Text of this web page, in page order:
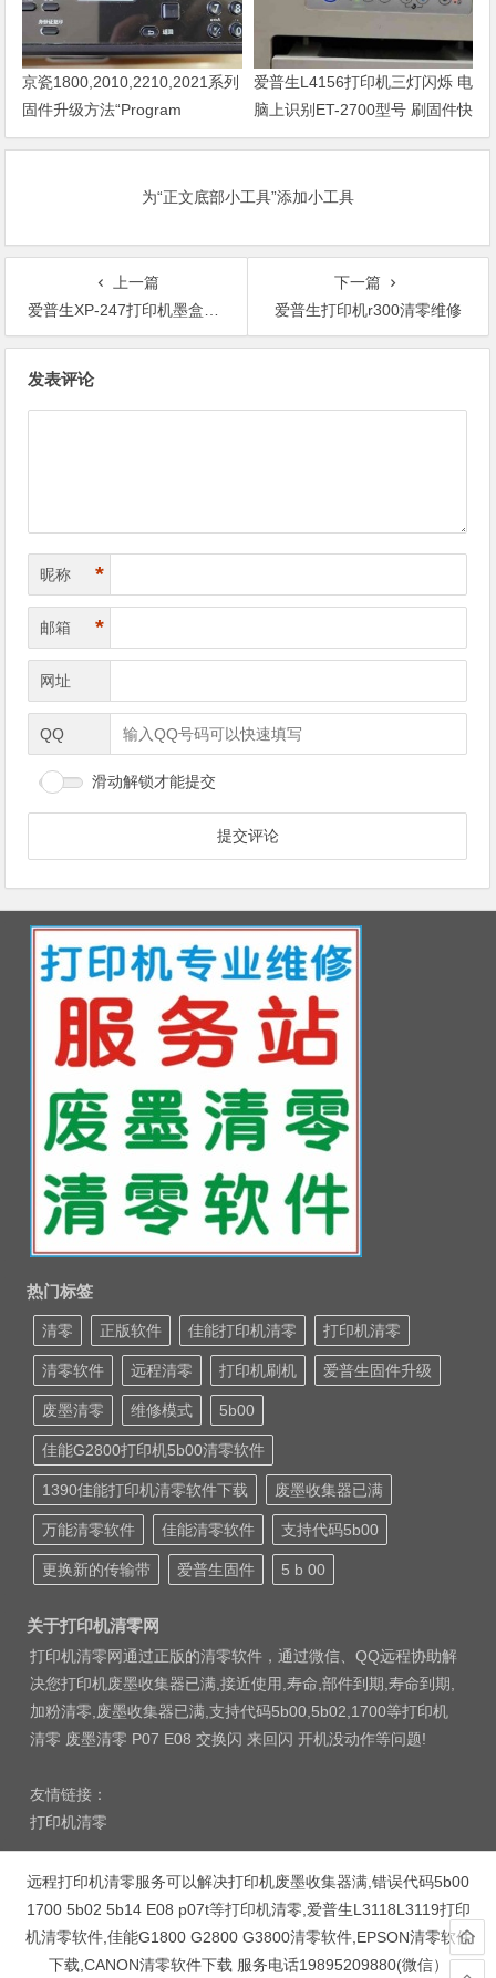
京瓷1800,2010,2210,2021系列
固件升级方法“Program
Loading或者卡LOGO
爱普生L4156打印机三灯闪烁 电
脑上识别ET-2700型号 刷固件快
速解决问题
为“正文底部小工具”添加小工具
上一篇
爱普生XP-247打印机墨盒清零软件
下一篇
爱普生打印机r300清零维修
发表评论
昵称 *
邮箱 *
网址
QQ
滑动解锁才能提交
热门标签
清零 正版软件 佳能打印机清零 打印机清零
清零软件 远程清零 打印机刷机 爱普生固件升级
废墨清零 维修模式 5b00
佳能G2800打印机5b00清零软件
1390佳能打印机清零软件下载 废墨收集器已满
万能清零软件 佳能清零软件 支持代码5b00
更换新的传输带 爱普生固件 5 b 00
关于打印机清零网
打印机清零网通过正版的清零软件，通过微信、QQ远程协助解
决您打印机废墨收集器已满,接近使用,寿命,部件到期,寿命到期,
加粉清零,废墨收集器已满,支持代码5b00,5b02,1700等打印机
清零 废墨清零 P07 E08 交换闪 来回闪 开机没动作等问题!
友情链接：
打印机清零
远程打印机清零服务可以解决打印机废墨收集器满,错误代码5b00
1700 5b02 5b14 E08 p07t等打印机清零,爱普生L3118L3119打印
机清零软件,佳能G1800 G2800 G3800清零软件,EPSON清零软件
下载,CANON清零软件下载 服务电话19895209880(微信）